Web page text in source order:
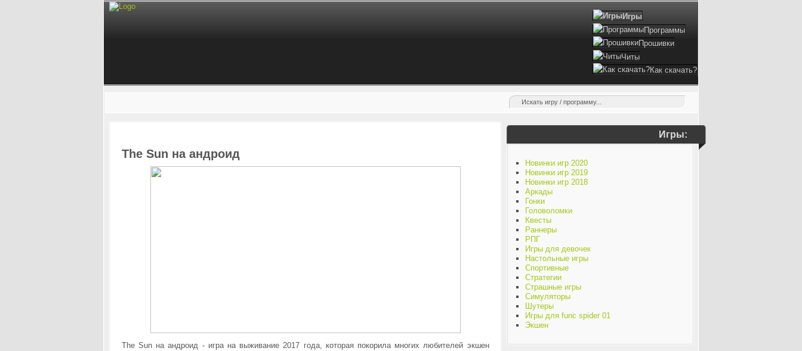
Игры
Программы
Прошивки
Читы
Как скачать?
The Sun на андроид
The Sun на андроид - игра на выживание 2017 года, которая покорила многих любителей экшен
Игры:
Новинки игр 2020
Новинки игр 2019
Новинки игр 2018
Аркады
Гонки
Головоломки
Квесты
Раннеры
РПГ
Игры для девочек
Настольные игры
Спортивные
Стратегии
Страшные игры
Симуляторы
Шутеры
Игры для func spider 01
Экшен